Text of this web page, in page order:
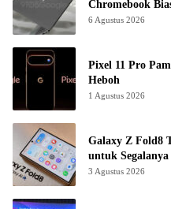
Chromebook
6 Agustus 2026
Pixel 11 Pro
Heboh
1 Agustus 2026
Galaxy Z Fold8
untuk Segalanya
3 Agustus 2026